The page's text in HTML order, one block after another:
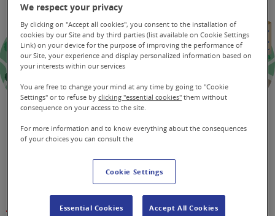
p
å
s
d
a
Information till våra
Eurovema Mobility AB i konkurs
We respect your privacy
By clicking on "Accept all cookies", you consent to the installation of
cookies by our Site and by third parties (list available on Cookie Settings
Link) on your device for the purpose of improving the performance of
our Site, your experience and display personalized information based on
your interests within our services
You are free to change your mind at any time by going to "Cookie
Settings" or to refuse byclicking "essential cookies" them without
consequence on your access to the site.
For more information and to know everything about the consequences
of your choices you can consult the
Cookie Settings
Essential Cookies Accept All Cookies